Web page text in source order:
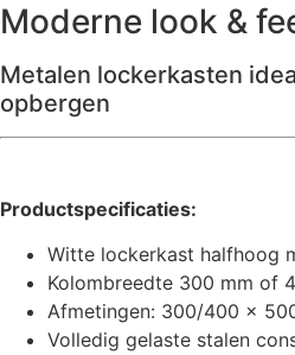
Moderne look &
Metalen lockerkasten
opbergen
Productspecificaties:
Witte lockerkast halfhoog
Kolombreedte 300 mm of
Afmetingen: 300/400 x
Volledig gelaste stalen